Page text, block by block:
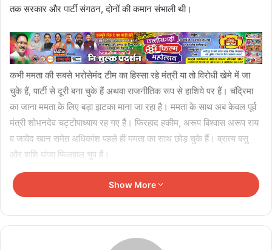
तक सरकार और पार्टी संगठन, दोनों की कमान संभाली थी।
कभी ममता की सबसे भरोसेमंद टीम का हिस्सा रहे मंत्री या तो विरोधी खेमे में जा
चुके हैं, पार्टी से दूरी बना चुके हैं अथवा राजनीतिक रूप से हाशिये पर हैं। चंद्रिमा
का जाना ममता के लिए बड़ा झटका माना जा रहा है। ममता के साथ अब केवल पूर्व
मंत्री शोभनदेव चट्टोपाध्याय रह गए हैं। फिरहाद हकीम, अरूप बिश्वास अरूप राय
व जावेद खान समेत अधिकांश पहले ही ममता का साथ छोड़ चुके हैं। ब्रात्य बसु
और शशि पांजा फिलहाल चुप हैं।
सूत्रों का कहना है कि ममता-चंद्रिमा के मजबूत रिश्ते में दरार गत 22 जून को पड़ी
बोस शामिल हुए थे। उस समय चंद्रिमा ने कहा था कि यह उनके बेटे का व्यक्तिगत
Show More